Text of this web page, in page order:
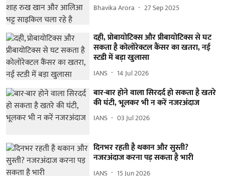
Bhavika Arora 27 Sep 2025
दही, प्रोबायोटिक्स और प्रीबायोटिक्स से घट
सकता है कोलोरेक्टल कैंसर का खतरा, नई
स्टडी में बड़ा खुलासा
IANS 14 Jul 2026
बार-बार होने वाला सिरदर्द हो सकता है खतरे
की घंटी, भूलकर भी न करें नजरअंदाज
IANS 03 Jul 2026
दिनभर रहती है थकान और सुस्ती?
नजरअंदाज करना पड़ सकता है भारी
IANS 15 Jun 2026